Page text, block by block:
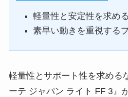
軽量性と安定性を求め
素早い動きを重視する
軽量性とサポート性を求める
ーテ ジャパン ライト FF 3』